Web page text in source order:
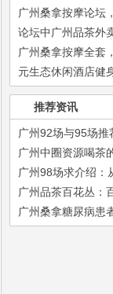
广州桑拿按摩论坛
论坛中广州品茶外
推荐资讯
广州92场与95场推
广州中圈资源喝茶
广州品茶百花丛：